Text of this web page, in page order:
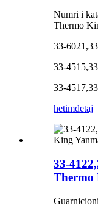
Numri i
Thermo
33-
33-
33-
hetimdetaj
33-
Thermo